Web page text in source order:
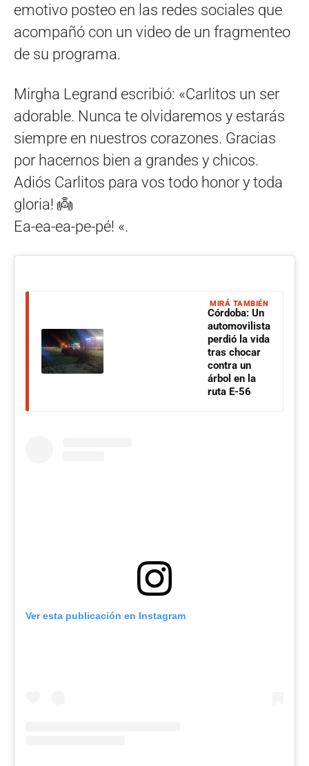
emotivo posteo en las redes sociales que
acompañó con un video de un fragmenteo
de su programa.
Mirgha Legrand escribió: «Carlitos un ser
adorable. Nunca te olvidaremos y estarás
siempre en nuestros corazones. Gracias
por hacernos bien a grandes y chicos.
Adiós Carlitos para vos todo honor y toda
gloria! 👼
Ea-ea-ea-pe-pé! «.
MIRÁ TAMBIÉN
Córdoba: Un
automovilista
perdió la vida
tras chocar
contra un
árbol en la
ruta E-56
Ver esta publicación en Instagram